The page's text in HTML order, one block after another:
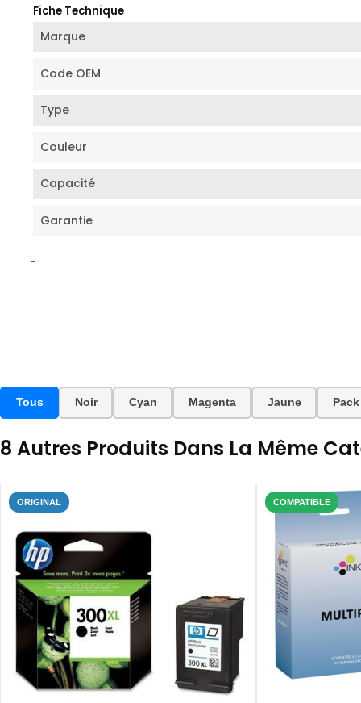
Fiche Technique
Marque
Code OEM
Type
Couleur
Capacité
Garantie
-
Tous Noir Cyan Magenta Jaune Pack
8 Autres Produits Dans La Même
ORIGINAL COMPATIBLE